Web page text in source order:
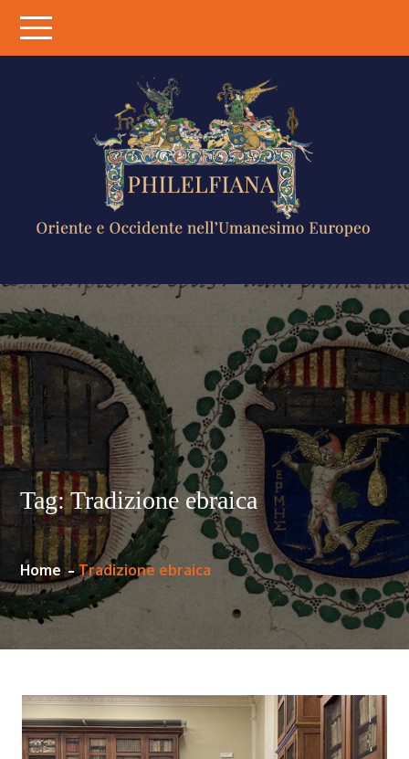
content
OCCIDENTE
NELL'UMANESIMO
EUROPEO
Tag:Tradizione ebraica
Home Tradizione ebraica